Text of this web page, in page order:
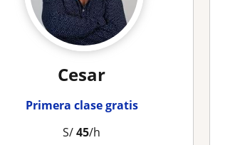
Cesar
Primera clase gratis
S/45/h